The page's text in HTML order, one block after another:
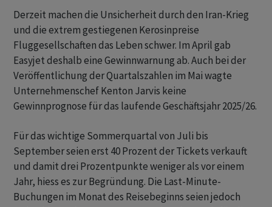
Derzeit machen die Unsicherheit durch den Iran-Krieg
und die extrem gestiegenen Kerosinpreise
Fluggesellschaften das Leben schwer. Im April gab
Easyjet deshalb eine Gewinnwarnung ab. Auch bei der
Veröffentlichung der Quartalszahlen im Mai wagte
Unternehmenschef Kenton Jarvis keine
Gewinnprognose für das laufende Geschäftsjahr 2025/26.
Für das wichtige Sommerquartal von Juli bis
September seien erst 40 Prozent der Tickets verkauft
und damit drei Prozentpunkte weniger als vor einem
Jahr, hiess es zur Begründung. Die Last-Minute-
Buchungen im Monat des Reisebeginns seien jedoch